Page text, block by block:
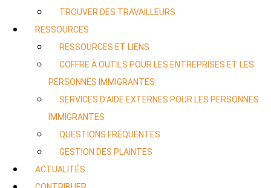
TROUVER DES TRAVAILLEURS
RESSOURCES
RESSOURCES ET LIENS
COFFRE À OUTILS POUR LES ENTREPRISES ET LES
PERSONNES IMMIGRANTES
SERVICES D’AIDE EXTERNES POUR LES PERSONNES
IMMIGRANTES
QUESTIONS FRÉQUENTES
GESTION DES PLAINTES
ACTUALITÉS